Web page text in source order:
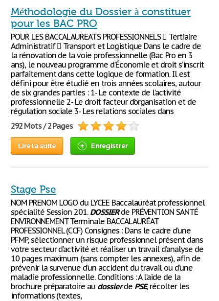
Méthodologie du Dossier à constituer
pour les BAC PRO
POUR LES BACCALAUREATS PROFESSIONNELS  Tertiaire
Administratif  Transport et Logistique Dans le cadre de
la rénovation de la voie professionnelle (Bac Pro en 3
ans), le nouveau programme d’Économie et droit s’inscrit
parfaitement dans cette logique de formation. Il est
défini pour être étudié en trois années scolaires, autour
de six grandes parties : 1- Le contexte de l’activité
professionnelle 2- Le droit facteur d’organisation et de
régulation sociale 3- Les relations sociales dans
292 Mots / 2 Pages
Lire la suite Enregistrer
Stage Pse
NOM PRENOM LOGO du LYCEE Baccalauréat professionnel
spécialité Session 201. DOSSIERde PRÉVENTION SANTÉ
ENVIRONNEMENT Terminale BACCALAURÉAT
PROFESSIONNEL (CCF) Consignes : Dans le cadre d’une
PFMP, sélectionner un risque professionnel présent dans
votre secteur d’activité et réaliser un travail d’analyse de
10 pages maximum (sans compter les annexes), afin de
prévenir la survenue d’un accident du travail ou d’une
maladie professionnelle. Conditions : A l’aide de la
brochure préparatoire au dossierde PSE, récolter les
informations (textes,